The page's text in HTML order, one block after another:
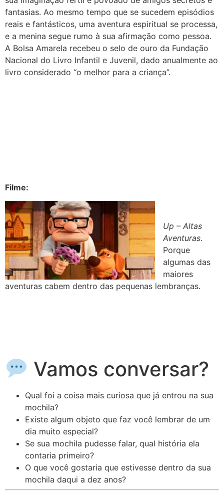
fantasias. Ao mesmo tempo que se sucedem episódios
reais e fantásticos, uma aventura espiritual se processa,
e a menina segue rumo à sua afirmação como pessoa.
A Bolsa Amarela recebeu o selo de ouro da Fundação
Nacional do Livro Infantil e Juvenil, dado anualmente ao
livro considerado “o melhor para a criança”.
Filme:
Up – Altas
Aventuras.
Porque
algumas das
maiores
aventuras cabem dentro das pequenas lembranças.
Vamos conversar?
Qual foi a coisa mais curiosa que já entrou na sua
mochila?
Existe algum objeto que faz você lembrar de um
dia muito especial?
Se sua mochila pudesse falar, qual história ela
contaria primeiro?
O que você gostaria que estivesse dentro da sua
mochila daqui a dez anos?